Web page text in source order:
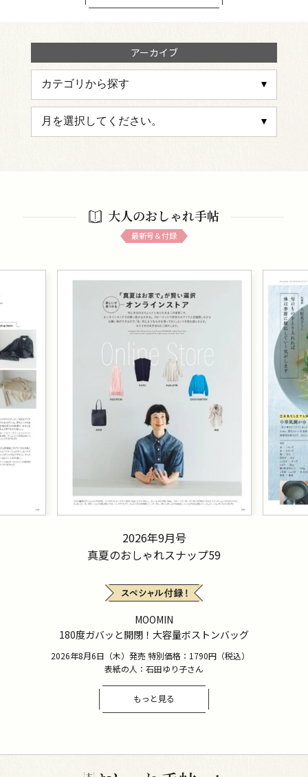
アーカイブ
大人のおしゃれ手帖
最新号＆付録
2026年9月号
真夏のおしゃれスナップ59
MOOMIN
180度ガバッと開閉！大容量ボストンバッグ
2026年8月6日（木）発売 特別価格：1790円（税込）
表紙の人：石田ゆり子さん
もっと見る